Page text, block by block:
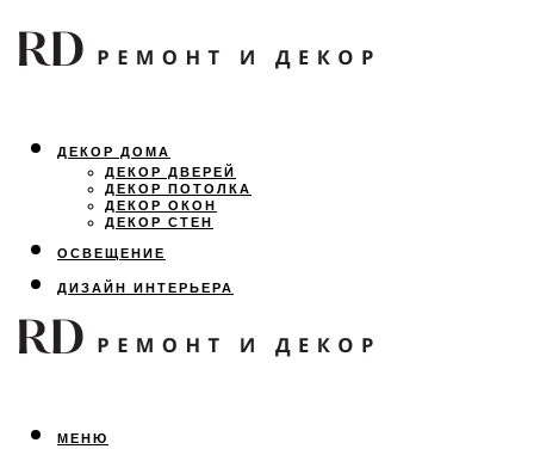
ДЕКОР ДОМА
ДЕКОР ДВЕРЕЙ
ДЕКОР ПОТОЛКА
ДЕКОР ОКОН
ДЕКОР СТЕН
ОСВЕЩЕНИЕ
ДИЗАЙН ИНТЕРЬЕРА
ЛАНДШАФТНЫЙ ДИЗАЙН
ВСЕ ПРО РЕМОНТ
МЕНЮ